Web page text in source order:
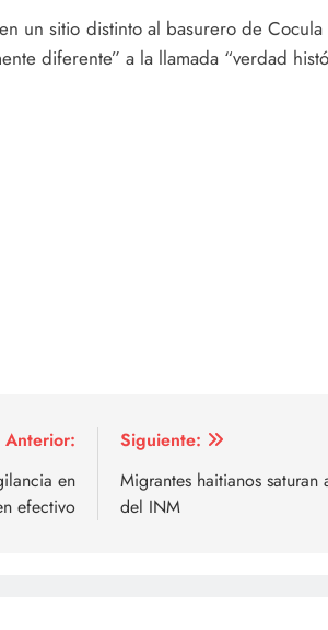
un sitio distinto al basurero de Cocula
diferente” a la llamada “verdad
Anterior:
en
efectivo
Siguiente:
Migrantes haitianos
del INM